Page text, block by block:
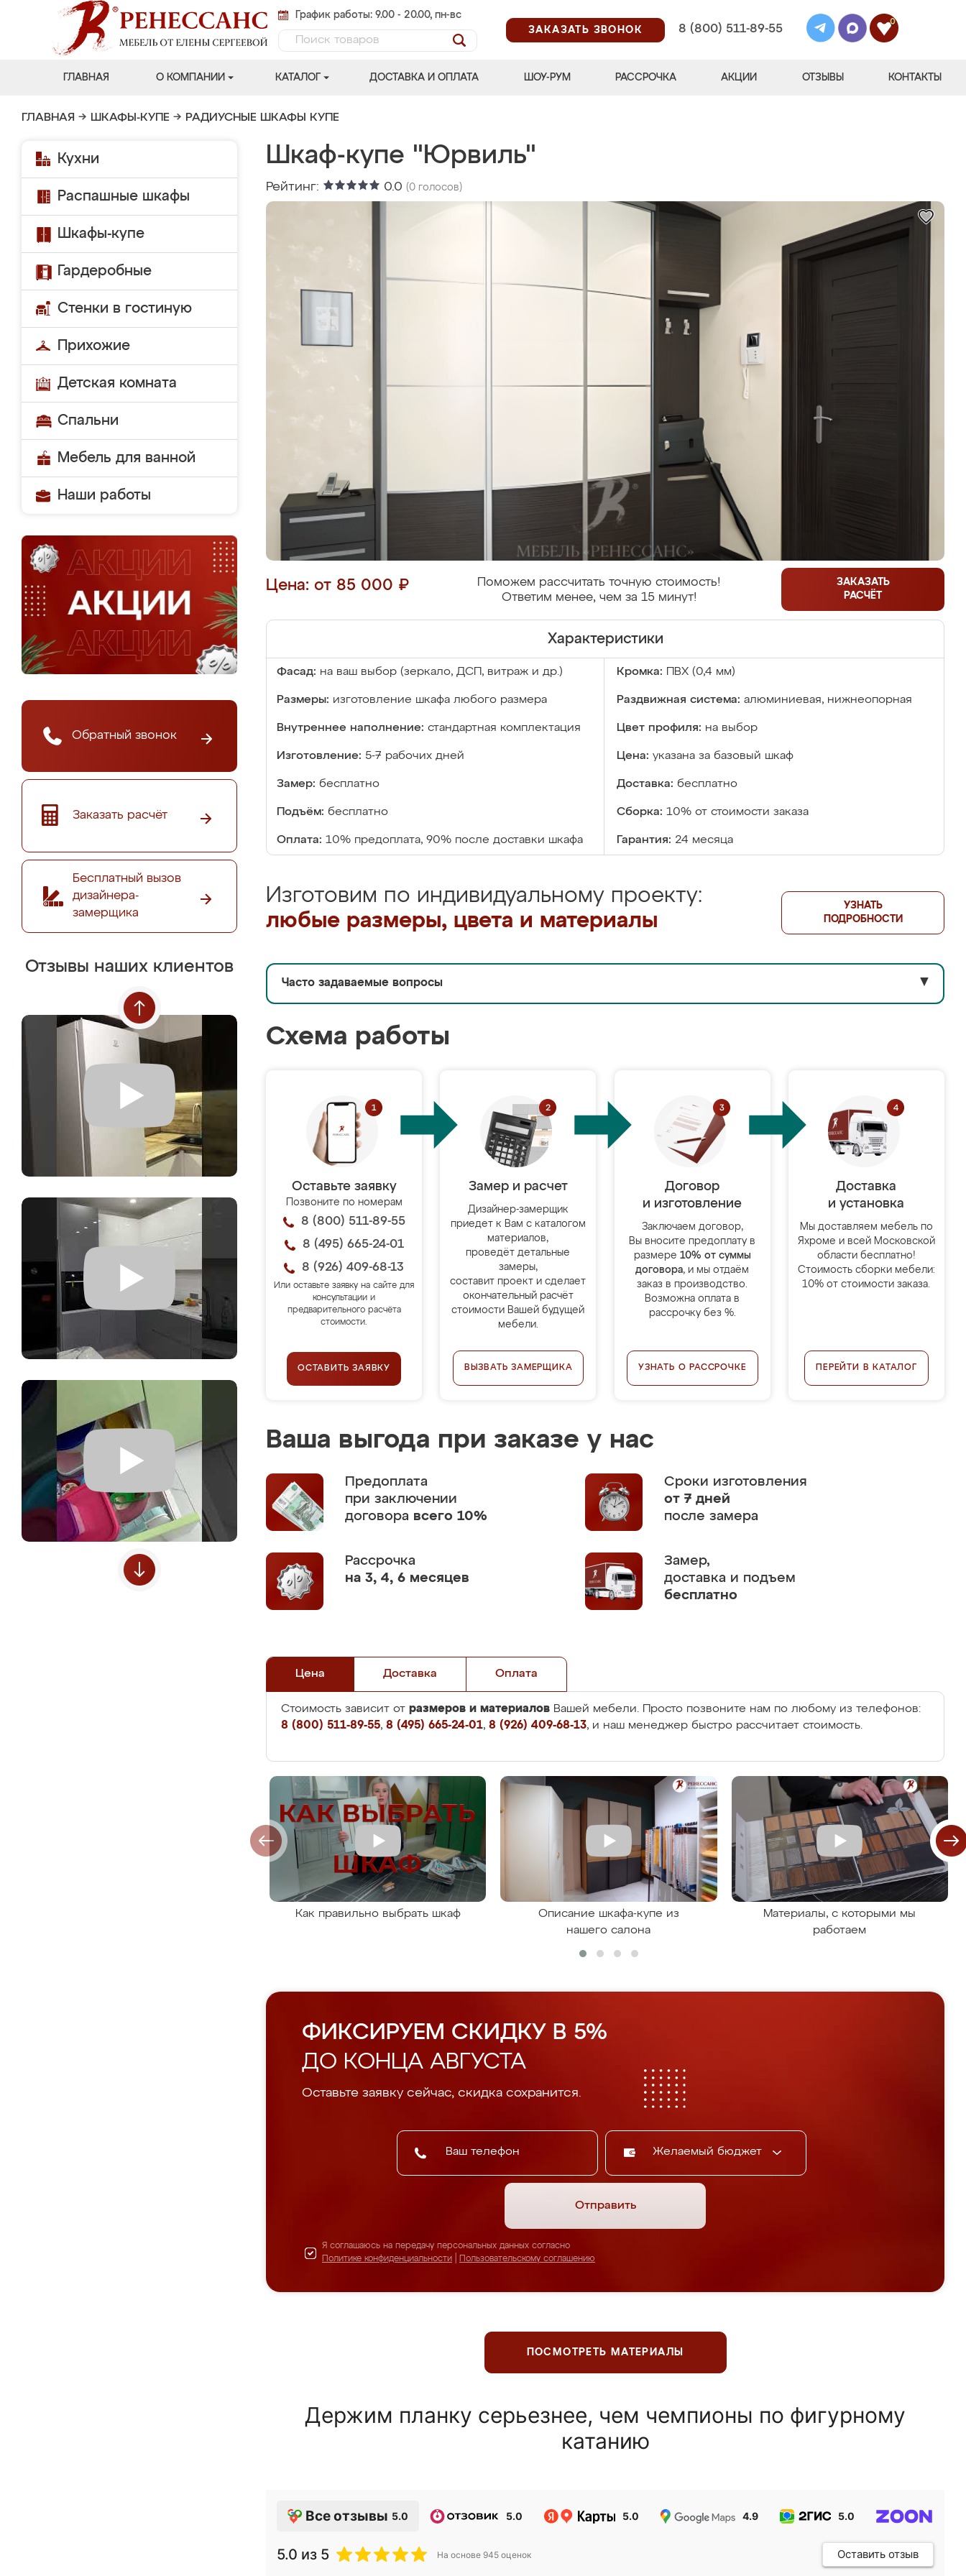
График работы: 9.00 - 20.00, пн-вс
ЗАКАЗАТЬ ЗВОНОК
8 (800) 511-89-55
0
ГЛАВНАЯ О КОМПАНИИ КАТАЛОГ ДОСТАВКА И ОПЛАТА ШОУ-РУМ РАССРОЧКА АКЦИИ ОТЗЫВЫ КОНТАКТЫ
ГЛАВНАЯ → ШКАФЫ-КУПЕ → РАДИУСНЫЕ ШКАФЫ КУПЕ
Кухни
Распашные шкафы
Шкафы-купе
Гардеробные
Стенки в гостиную
Прихожие
Детская комната
Спальни
Мебель для ванной
Наши работы
Обратный звонок
Заказать расчёт
Бесплатный вызов
дизайнера-
замерщика
Отзывы наших клиентов
Шкаф-купе "Юрвиль"
Рейтинг: 0.0 (0 голосов)
Цена: от 85 000 ₽
Поможем рассчитать точную стоимость!
Ответим менее, чем за 15 минут!
ЗАКАЗАТЬ
РАСЧЁТ
Характеристики
Фасад: на ваш выбор (зеркало, ДСП, витраж и др.) Кромка: ПВХ (0,4 мм)
Размеры: изготовление шкафа любого размера Раздвижная система: алюминиевая, нижнеопорная
Внутреннее наполнение: стандартная комплектация Цвет профиля: на выбор
Изготовление: 5-7 рабочих дней Цена: указана за базовый шкаф
Замер: бесплатно Доставка: бесплатно
Подъём: бесплатно Сборка: 10% от стоимости заказа
Оплата: 10% предоплата, 90% после доставки шкафа Гарантия: 24 месяца
Изготовим по индивидуальному проекту:
любые размеры, цвета и материалы
УЗНАТЬ
ПОДРОБНОСТИ
Часто задаваемые вопросы ▼
Схема работы
Оставьте заявку
Позвоните по номерам
8 (800) 511-89-55
8 (495) 665-24-01
8 (926) 409-68-13
Или оставьте заявку на сайте для
консультации и
предварительного расчёта
стоимости.
ОСТАВИТЬ ЗАЯВКУ
Замер и расчет
Дизайнер-замерщик
приедет к Вам с каталогом
материалов,
проведёт детальные
замеры,
составит проект и сделает
окончательный расчёт
стоимости Вашей будущей
мебели.
ВЫЗВАТЬ ЗАМЕРЩИКА
Договор
и изготовление
Заключаем договор,
Вы вносите предоплату в
размере 10% от суммы
договора, и мы отдаём
заказ в производство.
Возможна оплата в
рассрочку без %.
УЗНАТЬ О РАССРОЧКЕ
Доставка
и установка
Мы доставляем мебель по
Яхроме и всей Московской
области бесплатно!
Стоимость сборки мебели:
10% от стоимости заказа.
ПЕРЕЙТИ В КАТАЛОГ
Ваша выгода при заказе у нас
Предоплата
при заключении
договора всего 10%
Сроки изготовления
от 7 дней
после замера
Рассрочка
на 3, 4, 6 месяцев
Замер,
доставка и подъем
бесплатно
Цена Доставка Оплата
Стоимость зависит от размеров и материалов Вашей мебели. Просто позвоните нам по любому из телефонов:
8 (800) 511-89-55, 8 (495) 665-24-01, 8 (926) 409-68-13, и наш менеджер быстро рассчитает стоимость.
Как правильно выбрать шкаф
Описание шкафа-купе из
нашего салона
Материалы, с которыми мы
работаем
ФИКСИРУЕМ СКИДКУ В 5%
ДО КОНЦА АВГУСТА
Оставьте заявку сейчас, скидка сохранится.
Желаемый бюджет
Отправить
Я соглашаюсь на передачу персональных данных согласно
Политике конфиденциальности
Пользовательскому соглашению
ПОСМОТРЕТЬ МАТЕРИАЛЫ
Держим планку серьезнее, чем чемпионы по фигурному
катанию
Все отзывы 5.0 5.0 5.0 4.9 5.0
5.0 из 5 На основе 945 оценок Оставить отзыв